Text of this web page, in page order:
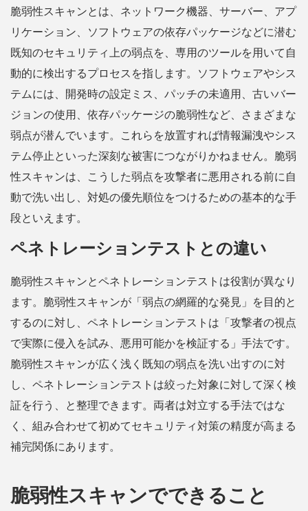
脆弱性スキャンとは、ネットワーク機器、サーバー、アプ
リケーション、ソフトウェアの依存パッケージなどに潜む
既知のセキュリティ上の弱点を、専用のツールを用いて自
動的に検出するプロセスを指します。ソフトウェアやシス
テムには、開発時の設定ミス、パッチの未適用、古いバー
ジョンの使用、依存パッケージの脆弱性など、さまざまな
弱点が潜んでいます。これらを放置すれば情報漏洩やシス
テム停止といった深刻な被害につながりかねません。脆弱
性スキャンは、こうした弱点を攻撃者に悪用される前に自
動で洗い出し、対処の優先順位をつけるための基本的な手
段といえます。
ペネトレーションテストとの違い
脆弱性スキャンとペネトレーションテストは役割が異なり
ます。脆弱性スキャンが「弱点の網羅的な発見」を目的と
するのに対し、ペネトレーションテストは「攻撃者の視点
で実際に侵入を試み、悪用可能かを検証する」手法です。
脆弱性スキャンが広く浅く既知の弱点を洗い出すのに対
し、ペネトレーションテストは絞った対象に対して深く検
証を行う、と整理できます。両者は対立する手法ではな
く、組み合わせて初めてセキュリティ対策の精度が高まる
補完関係にあります。
脆弱性スキャンでできること